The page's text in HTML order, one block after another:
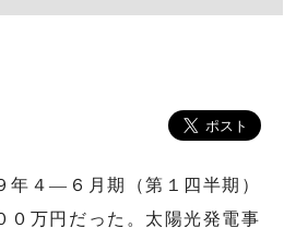
４―６月期（第１四半期）
０万円だった。太陽光発電事